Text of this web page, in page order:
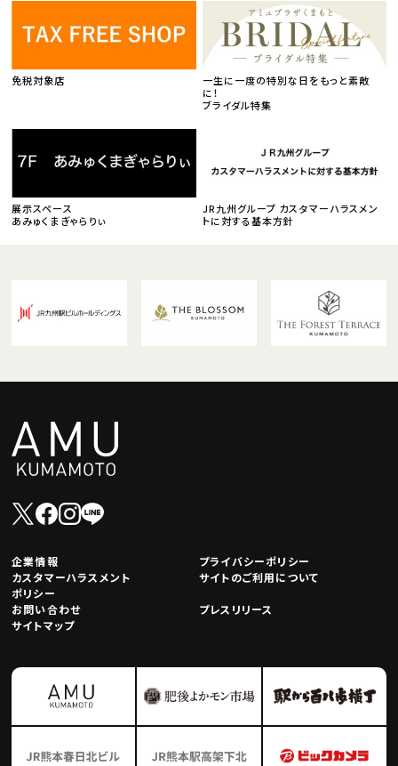
免税対象店
一生に一度の特別な日をもっと素敵
に！
ブライダル特集
展示スペース
あみゅくまぎゃらりぃ
JR九州グループ カスタマーハラスメン
トに対する基本方針
企業情報
プライバシーポリシー
カスタマーハラスメント
ポリシー
サイトのご利用について
お問い合わせ
プレスリリース
サイトマップ